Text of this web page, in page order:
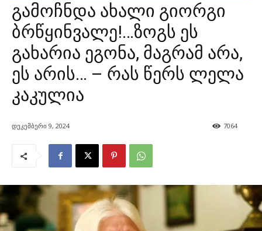
გამოჩნდა ახალი გიორგი
ბრწყინვალე!…ზოგს ეს
გახარია ეგონა, მაგრამ არა,
ეს არის… – რას წერს ლელა
კაკულია
დეკემბერი 9, 2024 7064